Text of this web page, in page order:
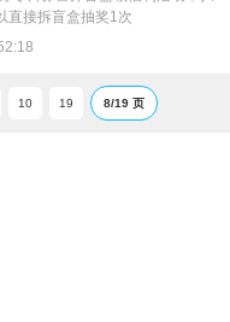
直接拆盲盒抽奖1次
10 19 8/19 页